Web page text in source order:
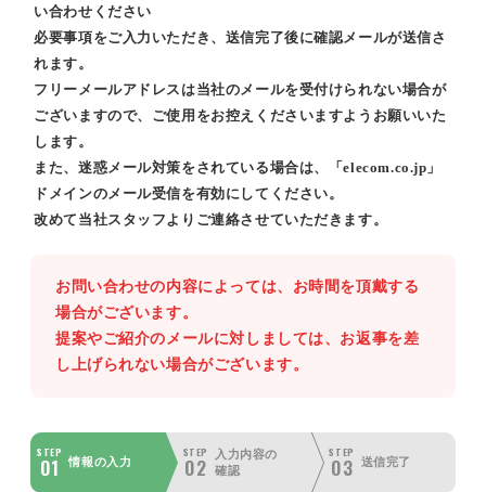
い合わせください
必要事項をご入力いただき、送信完了後に確認メールが送信さ
れます。
フリーメールアドレスは当社のメールを受付けられない場合が
ございますので、ご使用をお控えくださいますようお願いいた
します。
また、迷惑メール対策をされている場合は、「elecom.co.jp」
ドメインのメール受信を有効にしてください。
改めて当社スタッフよりご連絡させていただきます。
お問い合わせの内容によっては、お時間を頂戴する
場合がございます。
提案やご紹介のメールに対しましては、お返事を差
し上げられない場合がございます。
STEP
01 情報の入力
STEP
02
入力内容の
確認
STEP
03 送信完了